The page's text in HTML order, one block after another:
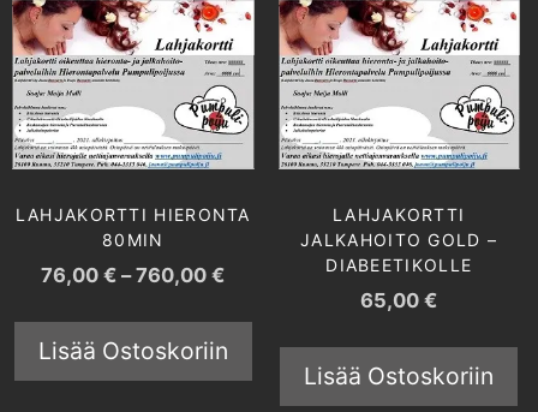
LAHJAKORTTI HIERONTA
80MIN
76,00€ – 760,00€
Lisää Ostoskoriin
LAHJAKORTTI
JALKAHOITO GOLD –
DIABEETIKOLLE
65,00€
Lisää Ostoskoriin